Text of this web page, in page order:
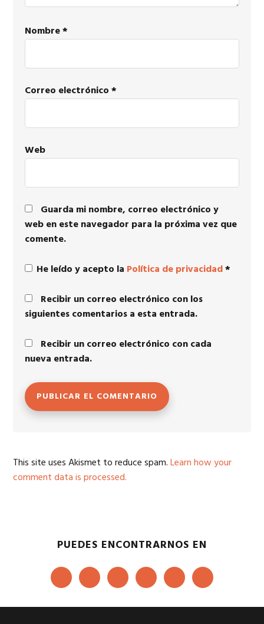
Nombre*
Correo electrónico*
Web
Guarda mi nombre, correo electrónico y
web en este navegador para la próxima vez que
comente.
He leído y acepto la Política de privacidad*
Recibir un correo electrónico con los
siguientes comentarios a esta entrada.
Recibir un correo electrónico con cada
nueva entrada.
This site uses Akismet to reduce spam.Learn how your
comment data is processed.
PUEDES ENCONTRARNOS EN